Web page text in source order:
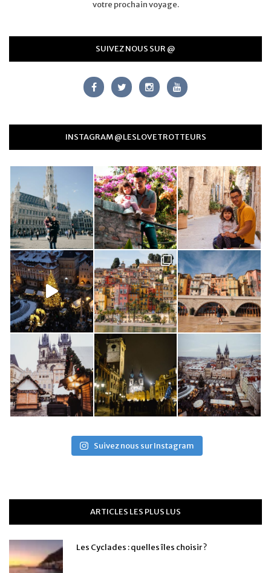
votre prochain voyage.
SUIVEZ NOUS SUR @
INSTAGRAM @LESLOVETROTTEURS
Suivez nous sur Instagram
ARTICLES LES PLUS LUS
Les Cyclades : quelles îles choisir ?